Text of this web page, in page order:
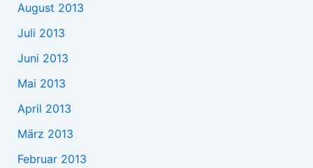
August 2013
Juli 2013
Juni 2013
Mai 2013
April 2013
März 2013
Februar 2013